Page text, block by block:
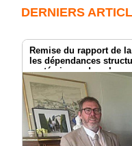
DERNIERS
Remise du rapport de
les dépendances
systémiques dans le
les risques pour